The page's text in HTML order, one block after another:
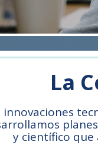
La
y científico